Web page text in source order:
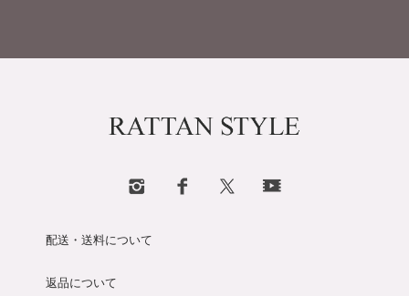
配送・送料について
返品について